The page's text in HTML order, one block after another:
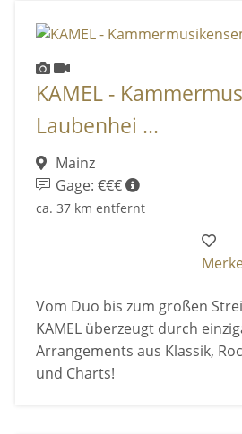
KAMEL -
Laubenhei ...
Mainz
Gage: €€€
ca. 37 km entfernt
Vom Duo bis zum großen
KAMEL überzeugt durch
Arrangements aus Klassik,
und Charts!